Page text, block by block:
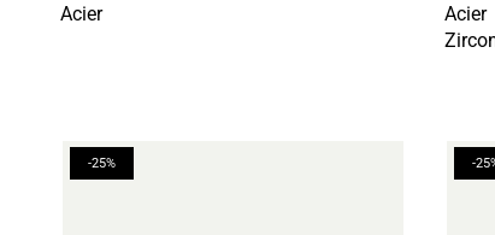
Acier
Acier
-25% -